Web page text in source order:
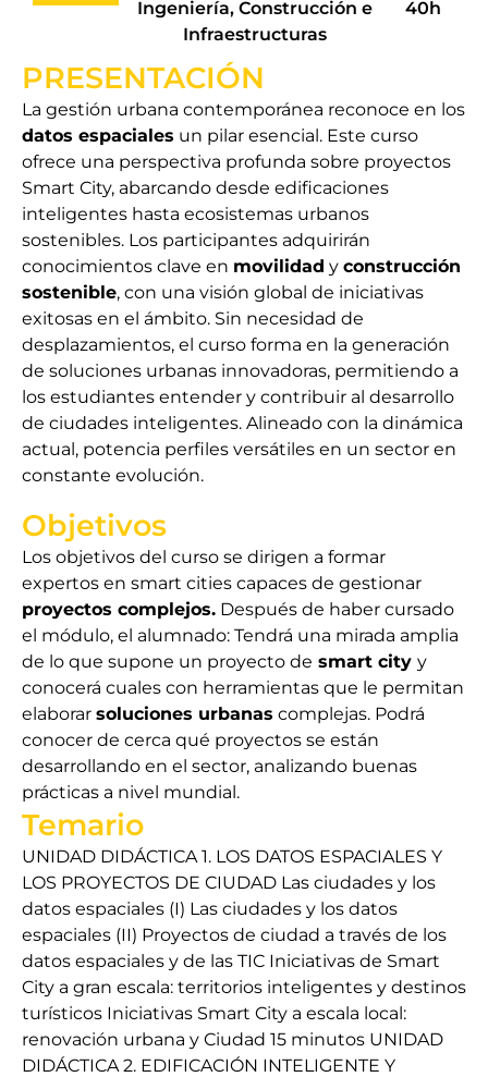
Ingeniería, Construcción e
Infraestructuras
40h
PRESENTACIÓN
La gestión urbana contemporánea reconoce en los
datos espaciales un pilar esencial. Este curso
ofrece una perspectiva profunda sobre proyectos
Smart City, abarcando desde edificaciones
inteligentes hasta ecosistemas urbanos
sostenibles. Los participantes adquirirán
conocimientos clave en movilidad y construcción
sostenible, con una visión global de iniciativas
exitosas en el ámbito. Sin necesidad de
desplazamientos, el curso forma en la generación
de soluciones urbanas innovadoras, permitiendo a
los estudiantes entender y contribuir al desarrollo
de ciudades inteligentes. Alineado con la dinámica
actual, potencia perfiles versátiles en un sector en
constante evolución.
Objetivos
Los objetivos del curso se dirigen a formar
expertos en smart cities capaces de gestionar
proyectos complejos. Después de haber cursado
el módulo, el alumnado: Tendrá una mirada amplia
de lo que supone un proyecto de smart city y
conocerá cuales con herramientas que le permitan
elaborar soluciones urbanas complejas. Podrá
conocer de cerca qué proyectos se están
desarrollando en el sector, analizando buenas
prácticas a nivel mundial.
Temario
UNIDAD DIDÁCTICA 1. LOS DATOS ESPACIALES Y
LOS PROYECTOS DE CIUDAD Las ciudades y los
datos espaciales (I) Las ciudades y los datos
espaciales (II) Proyectos de ciudad a través de los
datos espaciales y de las TIC Iniciativas de Smart
City a gran escala: territorios inteligentes y destinos
turísticos Iniciativas Smart City a escala local:
renovación urbana y Ciudad 15 minutos UNIDAD
DIDÁCTICA 2. EDIFICACIÓN INTELIGENTE Y